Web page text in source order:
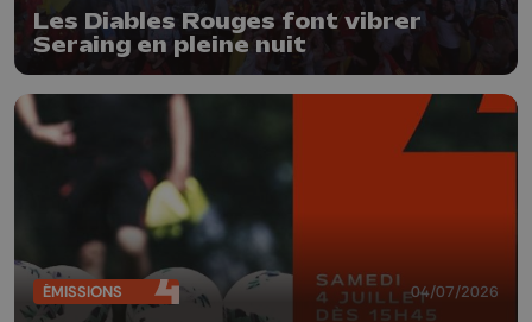
Les Diables Rouges font vibrer
Seraing en pleine nuit
ÉMISSIONS 04/07/2026